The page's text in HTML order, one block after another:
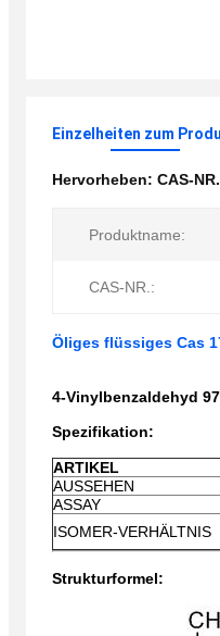
Einzelheiten zum
Hervorheben: CAS-NR.
Produktname:
CAS-NR.:
Öliges flüssiges Cas
4-Vinylbenzaldehyd
Spezifikation:
ARTIKEL
AUSSEHEN
ASSAY
ISOMER-VERHÄLTNIS
Strukturformel: